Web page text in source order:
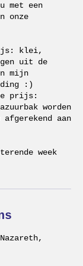
met een
onze
klei,
uit de
mijn
:)
prijs:
worden
aan
week